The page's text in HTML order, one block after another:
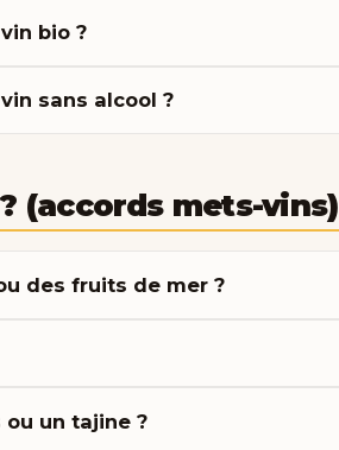
bio ?
sans alcool ?
(accords mets-vins)
des fruits de mer ?
ou un tajine ?